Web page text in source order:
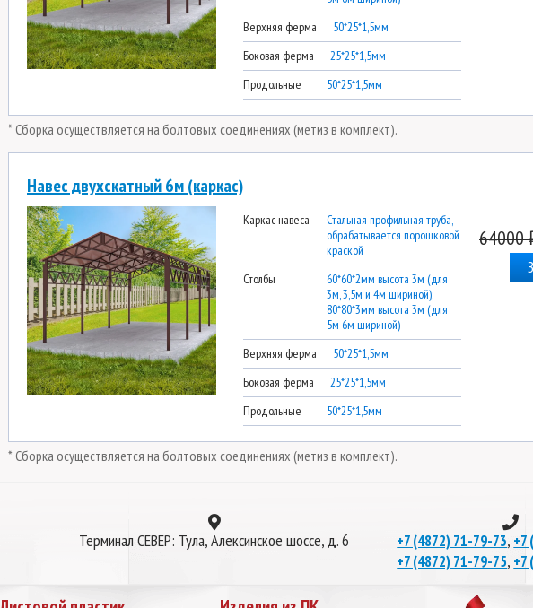
Верхняя ферма
50*25*1,5мм
Боковая ферма
25*25*1,5мм
Продольные
50*25*1,5мм
* Сборка осуществляется на болтовых соединениях (метиз в комплект).
Навес двухскатный 6м (каркас)
Каркас навеса
Стальная профильная труба,
обрабатывается порошковой
краской
Столбы
60*60*2мм высота 3м (для
3м, 3,5м и 4м шириной);
80*80*3мм высота 3м (для
5м 6м шириной)
Верхняя ферма
50*25*1,5мм
Боковая ферма
25*25*1,5мм
Продольные
50*25*1,5мм
64000
* Сборка осуществляется на болтовых соединениях (метиз в комплект).
Терминал СЕВЕР: Тула, Алексинское шоссе, д. 6 +7 (4872) 71-79-73, +7
+7 (4872) 71-79-75, +7